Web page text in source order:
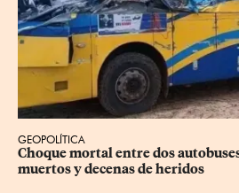
GEOPOLÍTICA
Choque mortal entre dos
muertos y decenas de heridos